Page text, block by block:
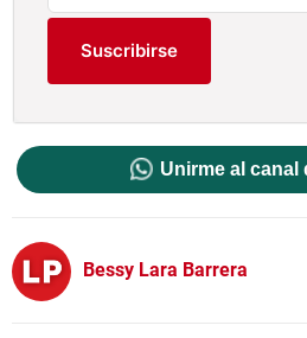
Suscribirse
Unirme al canal
Bessy Lara Barrera